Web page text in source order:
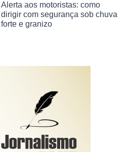
Alerta aos motoristas: como
dirigir com segurança sob chuva
forte e granizo